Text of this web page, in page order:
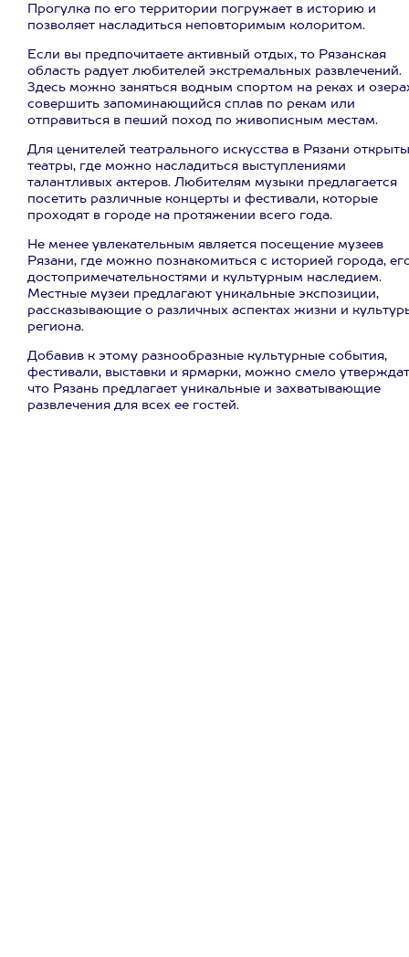
Прогулка по его территории погружает в историю и
позволяет насладиться неповторимым колоритом.
Если вы предпочитаете активный отдых, то Рязанская
область радует любителей экстремальных развлечений.
Здесь можно заняться водным спортом на реках и
совершить запоминающийся сплав по рекам или
отправиться в пеший поход по живописным местам.
Для ценителей театрального искусства в Рязани открыты
театры, где можно насладиться выступлениями
талантливых актеров. Любителям музыки предлагается
посетить различные концерты и фестивали, которые
проходят в городе на протяжении всего года.
Не менее увлекательным является посещение музеев
Рязани, где можно познакомиться с историей города,
достопримечательностями и культурным наследием.
Местные музеи предлагают уникальные экспозиции,
рассказывающие о различных аспектах жизни и
региона.
Добавив к этому разнообразные культурные события,
фестивали, выставки и ярмарки, можно смело
что Рязань предлагает уникальные и захватывающие
развлечения для всех ее гостей.